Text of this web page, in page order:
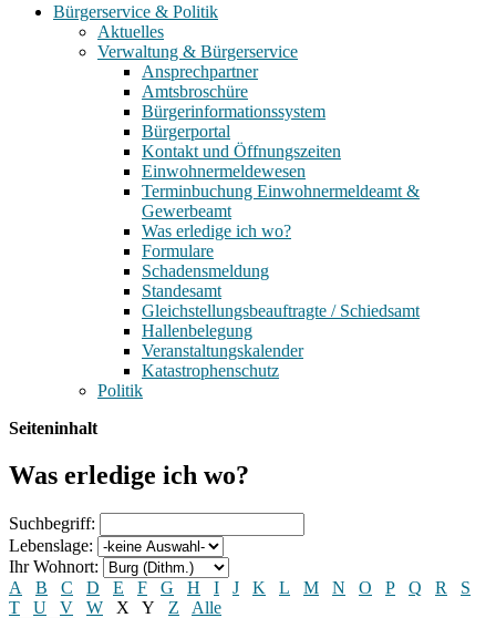
Bürgerservice & Politik
Aktuelles
Verwaltung & Bürgerservice
Ansprechpartner
Amtsbroschüre
Bürgerinformationssystem
Bürgerportal
Kontakt und Öffnungszeiten
Einwohnermeldewesen
Terminbuchung Einwohnermeldeamt &
Gewerbeamt
Was erledige ich wo?
Formulare
Schadensmeldung
Standesamt
Gleichstellungsbeauftragte / Schiedsamt
Hallenbelegung
Veranstaltungskalender
Katastrophenschutz
Politik
Seiteninhalt
Was erledige ich wo?
Suchbegriff:
Lebenslage:
Ihr Wohnort:
A
B C D E F G H I J K L M N O P Q R
S
T
U V W X Y Z Alle